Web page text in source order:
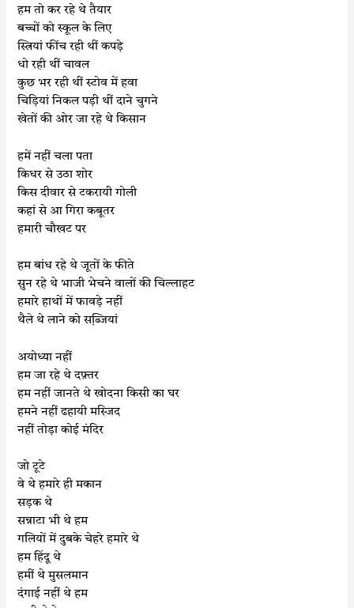
हम तो कर रहे थे तैयार
बच्चों को स्कूल के लिए
स्त्रियां फींच रही थीं कपड़े
धो रही थीं चावल
कुछ भर रही थीं स्टोव में हवा
चिड़ियां निकल पड़ी थीं दाने चुगने
खेतों की ओर जा रहे थे किसान
हमें नहीं चला पता
किधर से उठा शोर
किस दीवार से टकरायी गोली
कहां से आ गिरा कबूतर
हमारी चौखट पर
हम बांध रहे थे जूतों के फीते
सुन रहे थे भाजी भेचने वालों की चिल्लाहट
हमारे हाथों में फावड़े नहीं
थैले थे लाने को सब्जि़यां
अयोध्या नहीं
हम जा रहे थे दफ़्तर
हम नहीं जानते थे खोदना किसी का घर
हमने नहीं ढहायी मस्जिद
नहीं तोड़ा कोई मंदिर
जो टूटे
वे थे हमारे ही मकान
सड़क थे
सन्नाटा भी थे हम
गलियों में दुबके चेहरे हमारे थे
हम हिंदू थे
हमीं थे मुसलमान
दंगाई नहीं थे हम